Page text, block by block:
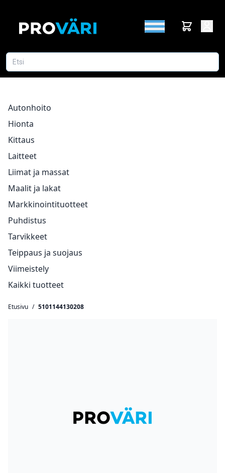
Autonhoito
Hionta
Kittaus
Laitteet
Liimat ja massat
Maalit ja lakat
Markkinointituotteet
Puhdistus
Tarvikkeet
Teippaus ja suojaus
Viimeistely
Kaikki tuotteet
Etusivu / 5101144130208